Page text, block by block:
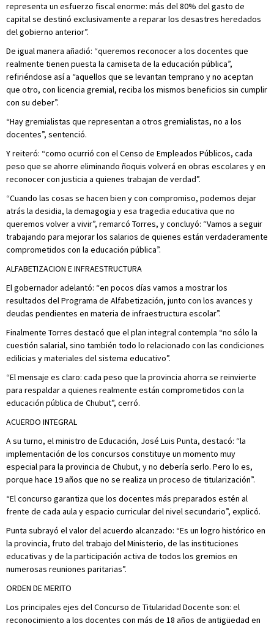
representa un esfuerzo fiscal enorme: más del 80% del gasto de
capital se destinó exclusivamente a reparar los desastres heredados
del gobierno anterior”.
De igual manera añadió: “queremos reconocer a los docentes que
realmente tienen puesta la camiseta de la educación pública”,
refiriéndose así a “aquellos que se levantan temprano y no aceptan
que otro, con licencia gremial, reciba los mismos beneficios sin cumplir
con su deber”.
“Hay gremialistas que representan a otros gremialistas, no a los
docentes”, sentenció.
Y reiteró: “como ocurrió con el Censo de Empleados Públicos, cada
peso que se ahorre eliminando ñoquis volverá en obras escolares y en
reconocer con justicia a quienes trabajan de verdad”.
“Cuando las cosas se hacen bien y con compromiso, podemos dejar
atrás la desidia, la demagogia y esa tragedia educativa que no
queremos volver a vivir”, remarcó Torres, y concluyó: “Vamos a seguir
trabajando para mejorar los salarios de quienes están verdaderamente
comprometidos con la educación pública”.
ALFABETIZACION E INFRAESTRUCTURA
El gobernador adelantó: “en pocos días vamos a mostrar los
resultados del Programa de Alfabetización, junto con los avances y
deudas pendientes en materia de infraestructura escolar”.
Finalmente Torres destacó que el plan integral contempla “no sólo la
cuestión salarial, sino también todo lo relacionado con las condiciones
edilicias y materiales del sistema educativo”.
“El mensaje es claro: cada peso que la provincia ahorra se reinvierte
para respaldar a quienes realmente están comprometidos con la
educación pública de Chubut”, cerró.
ACUERDO INTEGRAL
A su turno, el ministro de Educación, José Luis Punta, destacó: “la
implementación de los concursos constituye un momento muy
especial para la provincia de Chubut, y no debería serlo. Pero lo es,
porque hace 19 años que no se realiza un proceso de titularización”.
“El concurso garantiza que los docentes más preparados estén al
frente de cada aula y espacio curricular del nivel secundario”, explicó.
Punta subrayó el valor del acuerdo alcanzado: “Es un logro histórico en
la provincia, fruto del trabajo del Ministerio, de las instituciones
educativas y de la participación activa de todos los gremios en
numerosas reuniones paritarias”.
ORDEN DE MERITO
Los principales ejes del Concurso de Titularidad Docente son: el
reconocimiento a los docentes con más de 18 años de antigüedad en